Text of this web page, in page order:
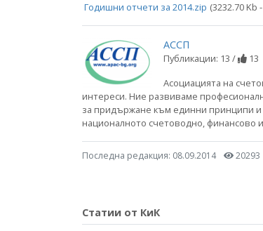
Годишни отчети за 2014.zip (3232.70 Kb
АССП
Публикации: 13 /
13
Асоциацията на
интереси. Ние развиваме
за придържане към единни принципи и
националното счетоводно, финансово
Последна редакция: 08.09.2014 20293
Статии от КиК